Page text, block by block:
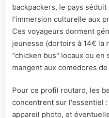
backpackers, le pays
l'immersion culturelle aux
Ces voyageurs dorment
jeunesse (dortoirs à 14€ la
"chicken bus" locaux ou
mangent aux comedores
Pour ce profil routard, les
concentrent sur l'essentiel
appareil photo, et